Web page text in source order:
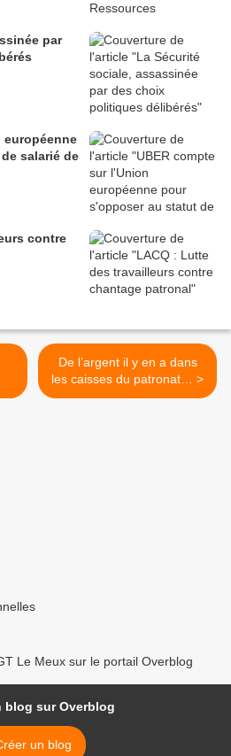
par
européenne
salarié de
contre
De l’argent il y en a dans
les caisses du patronat… >
Le Meux sur le portail Overblog
blog sur Overblog
un blog